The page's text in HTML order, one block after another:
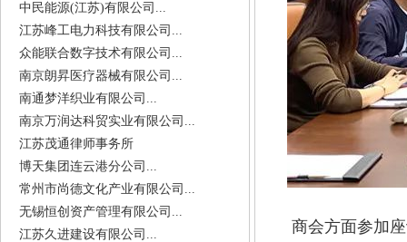
中民能源(江苏)有限公司...
江苏峰工电力科技有限公司...
众能联合数字技术有限公司...
南京朗昇医疗器械有限公司...
南通梦洋织业有限公司...
南京万润达科贸实业有限公司...
江苏茂通律师事务所
博天集团连云港分公司...
常州市尚德文化产业有限公司...
无锡恒创资产管理有限公司...
江苏久进建设有限公司...
商会方面参加